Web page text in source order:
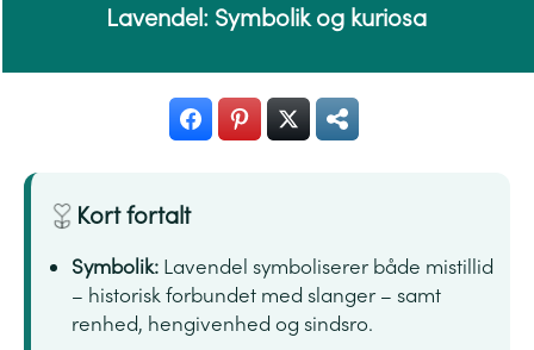
Lavendel: Symbolik og kuriosa
Kort fortalt
Symbolik: Lavendel symboliserer både mistillid
– historisk forbundet med slanger – samt
renhed, hengivenhed og sindsro.